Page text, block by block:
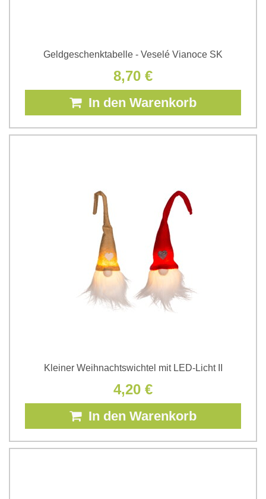
Geldgeschenktabelle - Veselé Vianoce SK
8,70 €
In den Warenkorb
Kleiner Weihnachtswichtel mit LED-Licht II
4,20 €
In den Warenkorb